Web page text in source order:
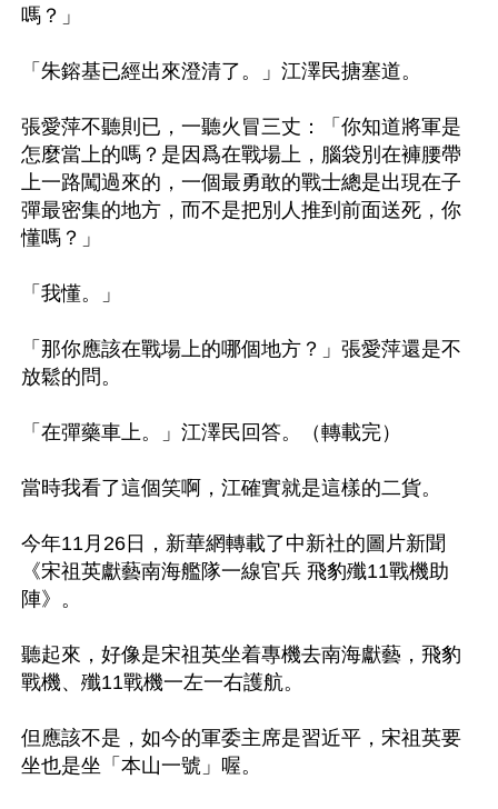
嗎？」
「朱鎔基已經出來澄清了。」江澤民搪塞道。
張愛萍不聽則已，一聽火冒三丈：「你知道將軍是
怎麼當上的嗎？是因爲在戰場上，腦袋別在褲腰帶
上一路闖過來的，一個最勇敢的戰士總是出現在子
彈最密集的地方，而不是把別人推到前面送死，你
懂嗎？」
「我懂。」
「那你應該在戰場上的哪個地方？」張愛萍還是不
放鬆的問。
「在彈藥車上。」江澤民回答。（轉載完）
當時我看了這個笑啊，江確實就是這樣的二貨。
今年11月26日，新華網轉載了中新社的圖片新聞
《宋祖英獻藝南海艦隊一線官兵 飛豹殲11戰機助
陣》。
聽起來，好像是宋祖英坐着專機去南海獻藝，飛豹
戰機、殲11戰機一左一右護航。
但應該不是，如今的軍委主席是習近平，宋祖英要
坐也是坐「本山一號」喔。